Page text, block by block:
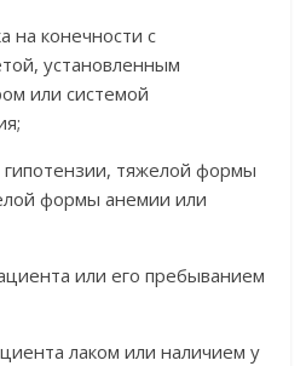
на конечности с
установленным
или системой
гипотензии, тяжелой формы
формы анемии или
или его пребыванием
лаком или наличием у